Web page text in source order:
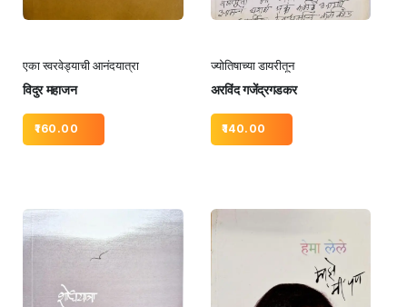
एका स्वरवेड्याची आनंदयात्रा
विदुर महाजन
160.00
ज्योतिषाच्या डायरीतून
अरविंद गजेंद्रगडकर
140.00